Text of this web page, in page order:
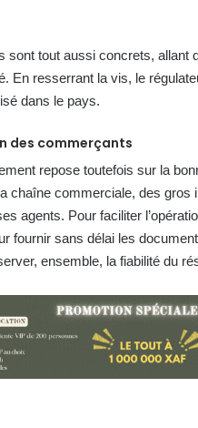
sont tout aussi concrets, allant
En resserrant la vis, le
dans le pays.
des commerçants
repose toutefois sur la
chaîne commerciale, des
agents. Pour faciliter
fournir sans délai les
ensemble, la fiabilité du